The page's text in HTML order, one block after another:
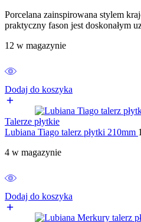
Porcelana zainspirowana stylem
praktyczny fason jest doskonałym
12 w magazynie
Dodaj do koszyka
Talerze płytkie
Lubiana Tiago talerz płytki 210mm
4 w magazynie
Dodaj do koszyka